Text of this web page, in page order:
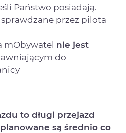
Państwo posiadają.
przez pilota
mObywatel nie jest
do
to długi przejazd
są średnio co